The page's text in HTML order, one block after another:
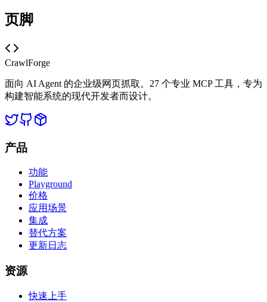
页脚
CrawlForge
面向 AI Agent 的企业级网页抓取。27 个专业 MCP 工具，专为
构建智能系统的现代开发者而设计。
产品
功能
Playground
价格
应用场景
集成
替代方案
更新日志
资源
快速上手